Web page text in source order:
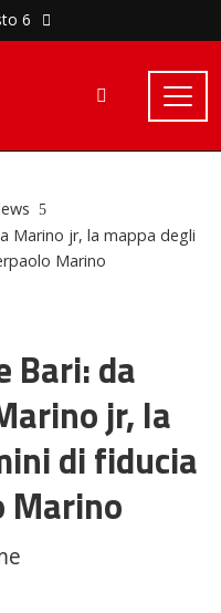
6
Marino jr, la mappa degli
Marino
Bari: da
jr, la
di fiducia
Marino